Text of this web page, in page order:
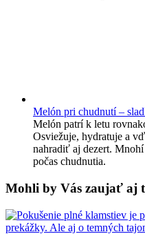
Melón pri chudnutí –
Melón patrí k letu
Osviežuje, hydratuje a
nahradiť aj dezert.
počas chudnutia.
Mohli by Vás zaujať aj